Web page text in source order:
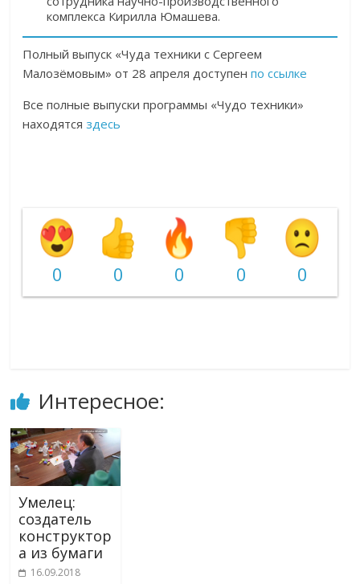
комплекса Кирилла Юмашева.
Полный выпуск «Чуда техники с Сергеем
Малозёмовым» от 28 апреля доступенпо ссылке
Все полные выпуски программы «Чудо техники»
находятсяздесь
0 0 0 0 0
Интересное:
Умелец:
создатель
конструктор
а из бумаги
16.09.2018